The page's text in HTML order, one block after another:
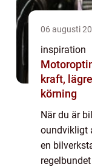
06 augusti
inspiration
kraft,
körning
När du är
oundvikligt
en